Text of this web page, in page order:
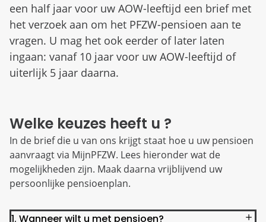
een half jaar voor uw AOW-leeftijd een brief met
het verzoek aan om het PFZW-pensioen aan te
vragen. U mag het ook eerder of later laten
ingaan: vanaf 10 jaar voor uw AOW-leeftijd of
uiterlijk 5 jaar daarna.
Welke keuzes heeft u ?
In de brief die u van ons krijgt staat hoe u uw pensioen
aanvraagt via MijnPFZW. Lees hieronder wat de
mogelijkheden zijn. Maak daarna vrijblijvend uw
persoonlijke pensioenplan.
1. Wanneer wilt u met pensioen?